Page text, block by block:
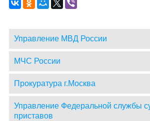
Управление МВД России
МЧС России
Прокуратура г.Москва
Управление Федеральной службы
приставов